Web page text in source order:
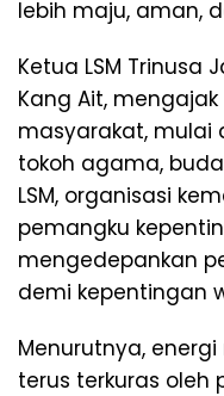
lebih maju, aman,
Ketua LSM Trinusa
Kang Ait,
masyarakat, mulai
tokoh agama,
LSM, organisasi
pemangku
mengedepankan
demi kepentingan
Menurutnya,
terus terkuras oleh